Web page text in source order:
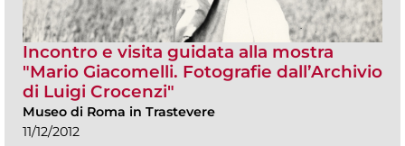
Incontro e visita guidata alla mostra
"Mario Giacomelli. Fotografie dall’Archivio
di Luigi Crocenzi"
Museo di Roma in Trastevere
11/12/2012